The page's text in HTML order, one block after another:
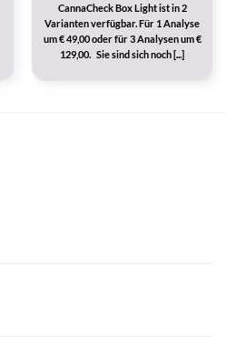
CannaCheck Box Light ist in 2
Varianten verfügbar. Für 1 Analyse
um € 49,00 oder für 3 Analysen um €
129,00. Sie sind sich noch [...]